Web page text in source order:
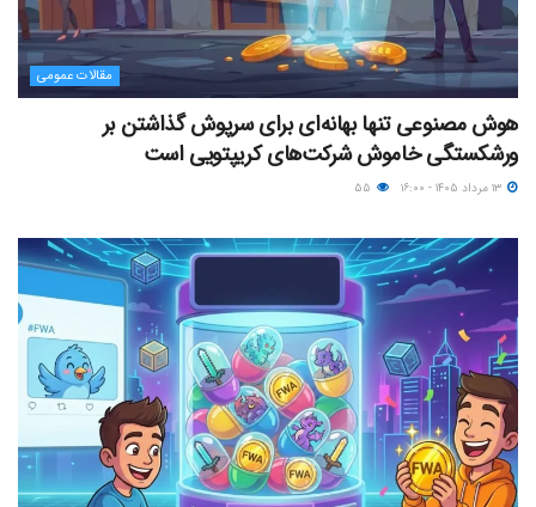
مقالات عمومی
هوش مصنوعی تنها بهانه‌ای برای سرپوش گذاشتن بر
ورشکستگی خاموش شرکت‌های کریپتویی است